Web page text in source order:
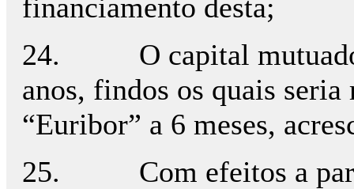
financiamento desta;
24. O capital mutuado
anos, findos os quais
“Euribor” a 6 meses,
25. Com efeitos a partir